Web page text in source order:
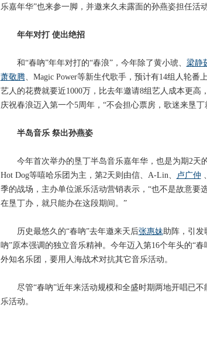
乐嘉年华”也来参一脚，并邀来久未露面的孙燕姿担任活
年年对打 使出绝招
和“春吶”年年对打的“春浪”，今年除了黄小琥、 梁静
萧敬腾、Magic Power等新生代歌手，预计有14组人轮番
艺人的花费就要近1000万，比去年邀请8组艺人成本更高
庆祝春浪迈入第一个5周年，“不会担心票房，歌迷来垦
半岛音乐 祭出孙燕姿
今年首次举办的垦丁半岛音乐嘉年华，也是为期2天
Hot Dog等嘻哈乐团为主，第2天则由信、A-Lin、
卢广仲
季的战场，主办单位派乐活动营销表示，“也不是故意要
在垦丁办，就只能办在这段期间。”
历史最悠久的“春吶”去年邀来天后张惠妹助阵，引发
吶”原本强调的独立音乐精神。今年迈入第16个年头的“
外知名乐团，要用人海战术对抗其它音乐活动。
尽管“春吶”近年来活动规模和全盛时期两地开唱已不
乐活动。